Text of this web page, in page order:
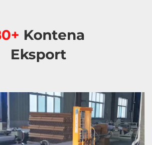
Kontena
Eksport